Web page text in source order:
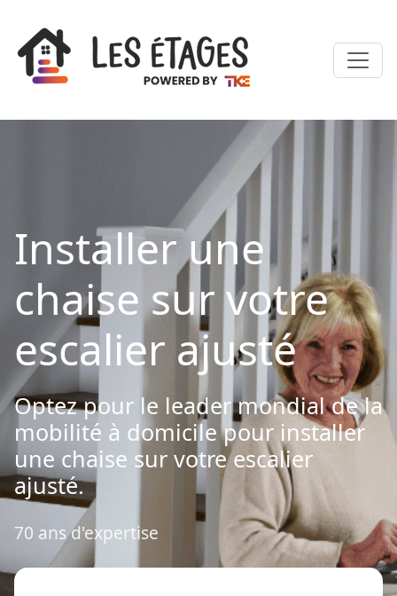
Installer une
chaise sur votre
escalier ajusté
Optez pour le leader mondial de la
mobilité à domicile pour installer
une chaise sur votre escalier
ajusté.
70 ans d'expertise